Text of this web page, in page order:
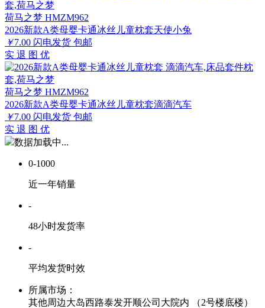
荷马之梦 HMZM962
2026新款A类母婴卡通冰丝儿童枕套天使小兔
￥7.00 闪电发货 包邮
实 退 图 优
荷马之梦 HMZM962
2026新款A类母婴卡通冰丝儿童枕套滴滴汽车
￥7.00 闪电发货 包邮
实 退 图 优
数据加载中...
0-1000
近一年销量
-
48小时发货率
-
平均发货时效
所属市场：
其他周边大岛西路泰发开顺公司大院内 （2号楼底楼）